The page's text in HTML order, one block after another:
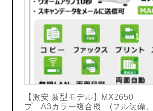
【激安 新型モデル】
プ A3カラー複合機 (フル装備、